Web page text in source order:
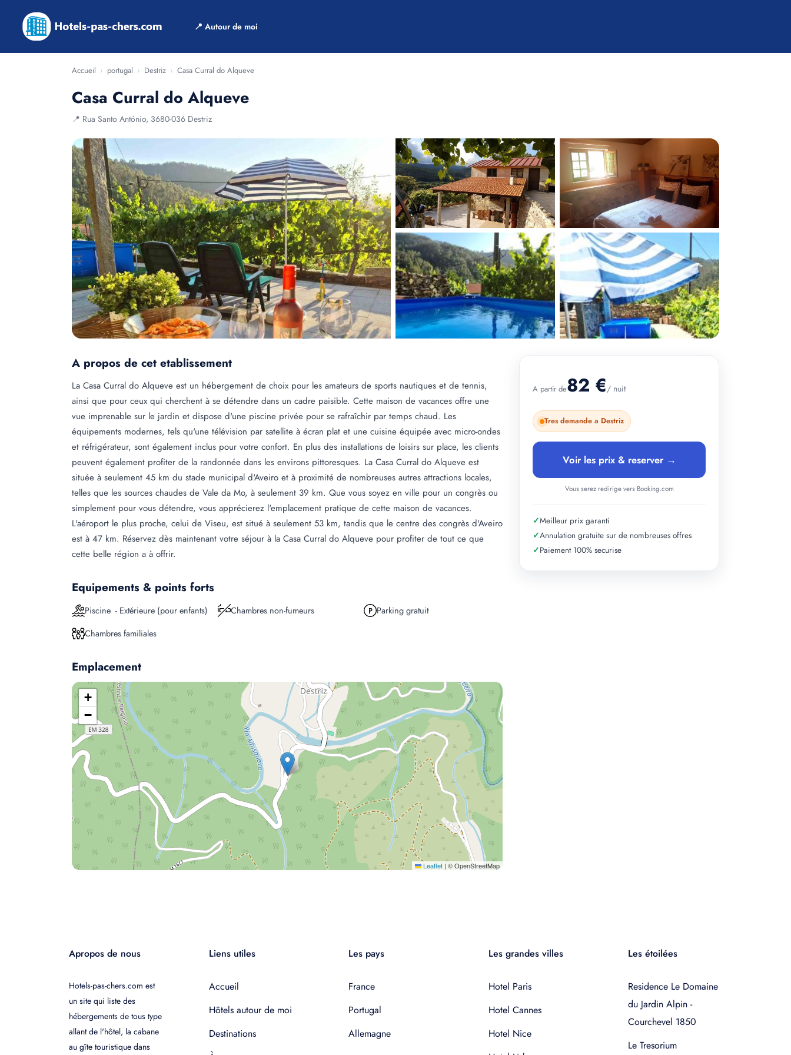
📍 Autour de moi
Accueil › portugal › Destriz › Casa Curral do Alqueve
Casa Curral do Alqueve
📍 Rua Santo António, 3680-036 Destriz
+ 4 photos
A propos de cet etablissement
La Casa Curral do Alqueve est un hébergement de choix pour les amateurs de sports nautiques et de tennis,
ainsi que pour ceux qui cherchent à se détendre dans un cadre paisible. Cette maison de vacances offre une
vue imprenable sur le jardin et dispose d'une piscine privée pour se rafraîchir par temps chaud. Les
équipements modernes, tels qu'une télévision par satellite à écran plat et une cuisine équipée avec micro-ondes
et réfrigérateur, sont également inclus pour votre confort. En plus des installations de loisirs sur place, les clients
peuvent également profiter de la randonnée dans les environs pittoresques. La Casa Curral do Alqueve est
située à seulement 45 km du stade municipal d'Aveiro et à proximité de nombreuses autres attractions locales,
telles que les sources chaudes de Vale da Mo, à seulement 39 km. Que vous soyez en ville pour un congrès ou
simplement pour vous détendre, vous apprécierez l'emplacement pratique de cette maison de vacances.
L'aéroport le plus proche, celui de Viseu, est situé à seulement 53 km, tandis que le centre des congrès d'Aveiro
est à 47 km. Réservez dès maintenant votre séjour à la Casa Curral do Alqueve pour profiter de tout ce que
cette belle région a à offrir.
Equipements & points forts
Piscine - Extérieure (pour enfants) Chambres non-fumeurs
Parking gratuit
Chambres familiales
Emplacement
+
−
Leaflet | © OpenStreetMap
A partir de82 €/ nuit
Tres demande a Destriz
Voir les prix & reserver →
Vous serez redirige vers Booking.com
✓Meilleur prix garanti
✓Annulation gratuite sur de nombreuses offres
✓Paiement 100% securise
Apropos de nous
Hotels-pas-chers.com est
un site qui liste des
hébergements de tous type
allant de l'hôtel, la cabane
au gîte touristique dans
Liens utiles
Accueil
Hôtels autour de moi
Destinations
Les pays
France
Portugal
Allemagne
Les grandes villes
Hotel Paris
Hotel Cannes
Hotel Nice
Les étoilées
Residence Le Domaine
du Jardin Alpin -
Courchevel 1850
Le Tresorium